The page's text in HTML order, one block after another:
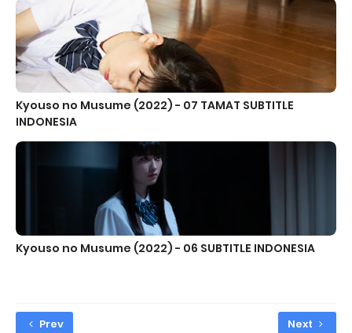
Kyouso no Musume (2022) - 07 TAMAT SUBTITLE
INDONESIA
Kyouso no Musume (2022) - 06 SUBTITLE INDONESIA
Prev Next